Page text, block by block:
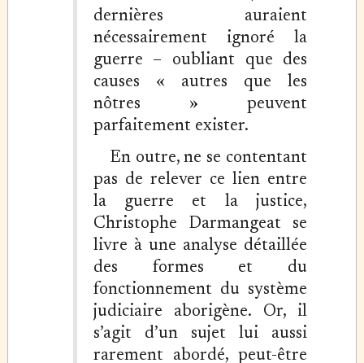
dernières auraient
nécessairement ignoré la
guerre – oubliant que des
causes « autres que les
nôtres » peuvent
parfaitement exister.
En outre, ne se contentant
pas de relever ce lien entre
la guerre et la justice,
Christophe Darmangeat se
livre à une analyse détaillée
des formes et du
fonctionnement du système
judiciaire aborigène. Or, il
s’agit d’un sujet lui aussi
rarement abordé, peut-être